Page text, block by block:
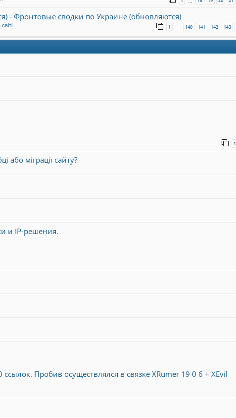
…
- Фронтовые сводки по Украине (обновляются)
1 … 140 141 142 143
1
або міграції сайту?
и IP-решения.
Пробив осуществлялся в связке XRumer 19 0 6 + XEvil